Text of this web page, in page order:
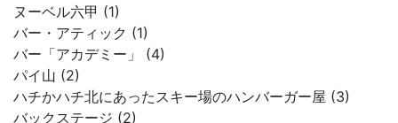
ヌーベル六甲 (1)
バー・アティック (1)
バー「アカデミー」 (4)
パイ山 (2)
ハチかハチ北にあったスキー場のハンバーガー屋 (3)
バックステージ (2)